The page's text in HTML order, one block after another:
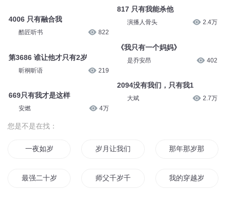
4006 只有融合我
酷匠听书 822
第3686 谁让他才只有2岁
昕桐昕语 219
669只有我才是这样
安燃 4万
817 只有我能杀他
演播人骨头 2.4万
《我只有一个妈妈》
是乔安昂 402
2094没有我们，只有我1
大斌 2.7万
您是不是在找：
一夜如岁 岁月让我们一起长大 那年那岁那人
最强二十岁 师父千岁千岁千千岁 我的穿越岁月